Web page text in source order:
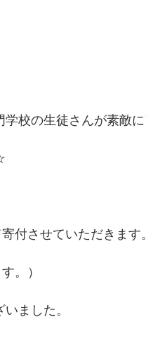
校の生徒さんが素敵
付させていただきます。
。）
ました。